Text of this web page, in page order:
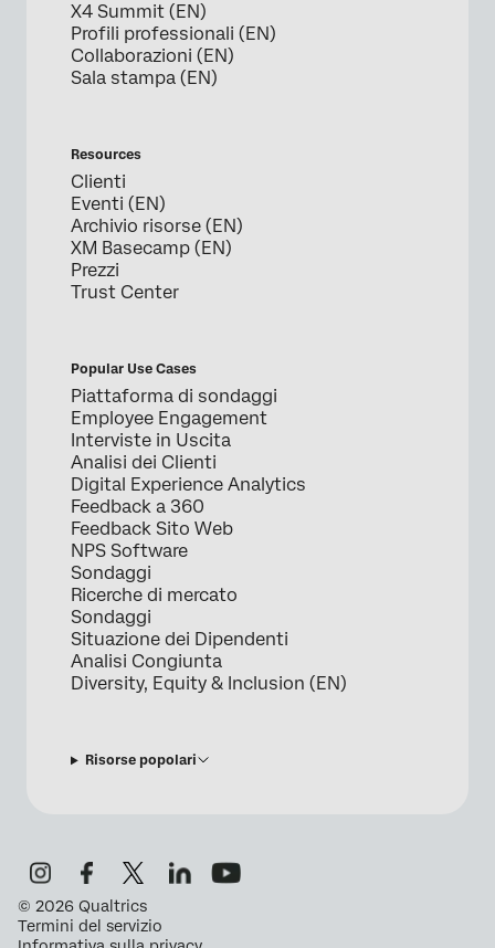
X4 Summit (EN)
Profili professionali (EN)
Collaborazioni (EN)
Sala stampa (EN)
Resources
Clienti
Eventi (EN)
Archivio risorse (EN)
XM Basecamp (EN)
Prezzi
Trust Center
Popular Use Cases
Piattaforma di sondaggi
Employee Engagement
Interviste in Uscita
Analisi dei Clienti
Digital Experience Analytics
Feedback a 360
Feedback Sito Web
NPS Software
Sondaggi
Ricerche di mercato
Sondaggi
Situazione dei Dipendenti
Analisi Congiunta
Diversity, Equity & Inclusion (EN)
Risorse popolari
© 2026 Qualtrics
Termini del servizio